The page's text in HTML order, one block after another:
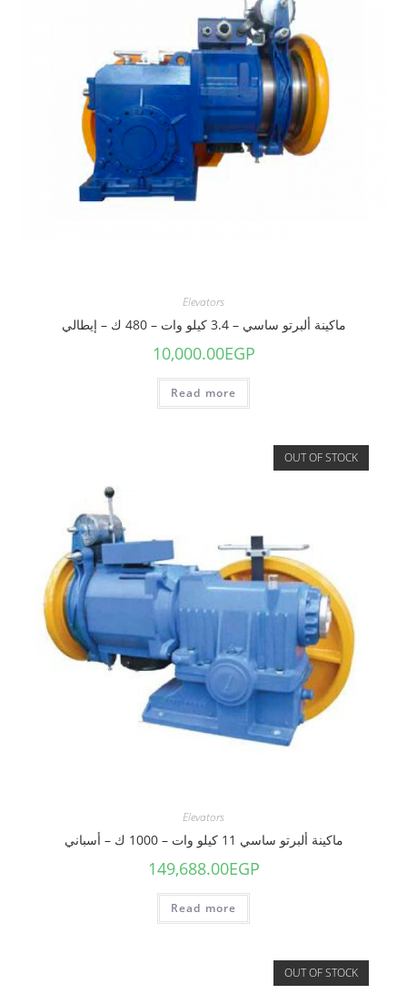
Elevators
ماكينة ألبرتو ساسي – 3.4 كيلو وات – 480 ك – إيطالي
10,000.00EGP
Read more
OUT OF STOCK
Elevators
ماكينة ألبرتو ساسي 11 كيلو وات – 1000 ك – أسباني
149,688.00EGP
Read more
OUT OF STOCK